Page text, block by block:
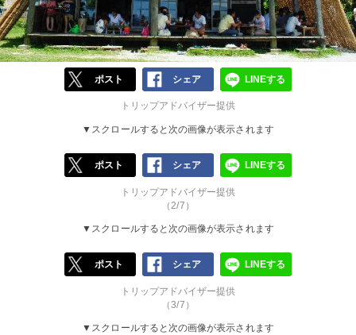
ポスト シェア LINEする
トリップアドバイザー提供
▼スクロールすると次の画像が表示されます
ポスト シェア LINEする
トリップアドバイザー提供
（2/7）
▼スクロールすると次の画像が表示されます
ポスト シェア LINEする
トリップアドバイザー提供
（3/7）
▼スクロールすると次の画像が表示されます